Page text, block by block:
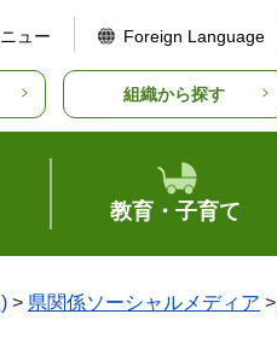
ュー Foreign Language
組織から探す
教育・子育て
> 県関係ソーシャルメディア >